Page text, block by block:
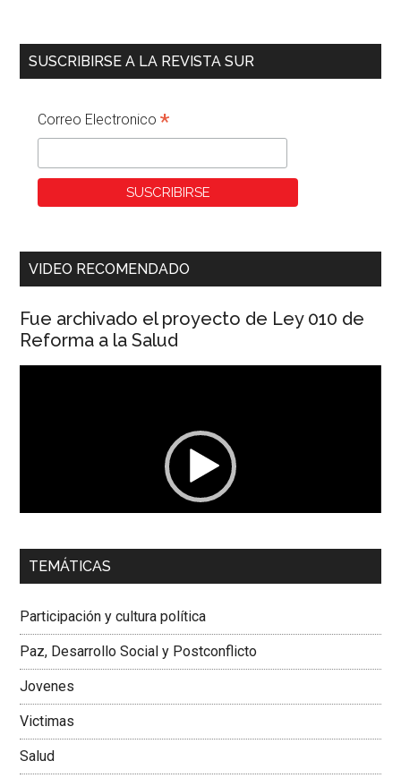
SUSCRIBIRSE A LA REVISTA SUR
Correo Electronico*
VIDEO RECOMENDADO
Fue archivado el proyecto de Ley 010 de
Reforma a la Salud
00:00 01:04
Dra. Carolina Corcho Mejía,Presidenta Corporación
Colombiana
TEMÁTICAS
Participación y cultura política
Paz, Desarrollo Social y Postconflicto
Jovenes
Victimas
Salud